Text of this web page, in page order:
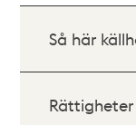
Så här
Rättigheter